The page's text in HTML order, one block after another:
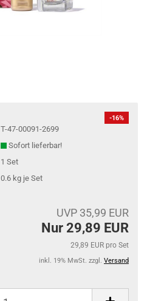
-16%
T-47-00091-2699
Sofort lieferbar!
1 Set
0.6kg je Set
UVP 35,99 EUR
Nur 29,89 EUR
29,89 EUR pro Set
inkl. 19% MwSt. zzgl. Versand